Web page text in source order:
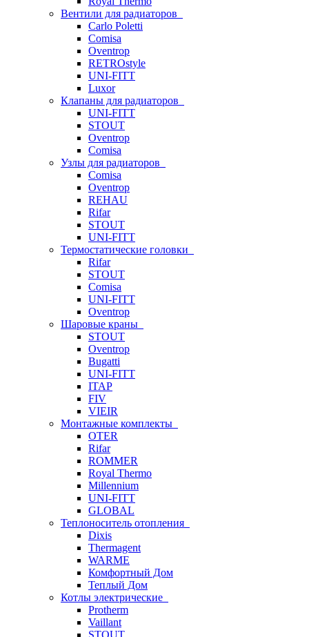
Вентили для радиаторов
Carlo Poletti
Comisa
Oventrop
RETROstyle
UNI-FITT
Luxor
Клапаны для радиаторов
UNI-FITT
STOUT
Oventrop
Comisa
Узлы для радиаторов
Comisa
Oventrop
REHAU
Rifar
STOUT
UNI-FITT
Термостатические головки
Rifar
STOUT
Comisa
UNI-FITT
Oventrop
Шаровые краны
STOUT
Oventrop
Bugatti
UNI-FITT
ITAP
FIV
VIEIR
Монтажные комплекты
OTER
Rifar
ROMMER
Royal Thermo
Millennium
UNI-FITT
GLOBAL
Теплоноситель отопления
Dixis
Thermagent
WARME
Комфортный Дом
Теплый Дом
Котлы электрические
Protherm
Vaillant
STOUT